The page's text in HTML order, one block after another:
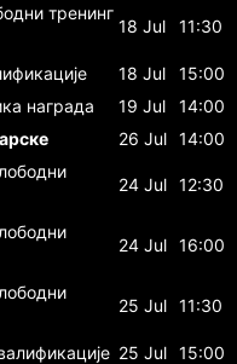
тренинг
18 Jul 11:30
18 Jul
15:00
награда 19 Jul
14:00
26 Jul 14:00
24 Jul 12:30
24 Jul 16:00
25 Jul 11:30
25 Jul 15:00